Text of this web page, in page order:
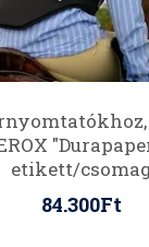
etikett/
84.300Ft